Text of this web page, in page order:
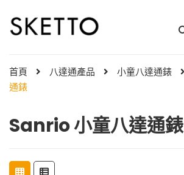
首頁 八達通產品 小童八達通錶
通錶
Sanrio 小童八達通錶